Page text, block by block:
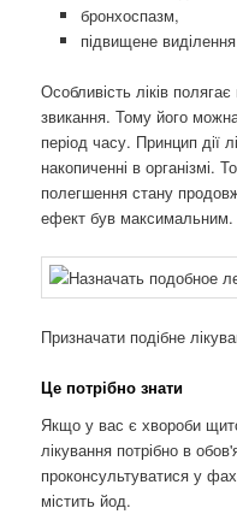
бронхоспазм,
підвищене
Особливість ліків
звикання. Тому його
період часу. Принцип дії
накопиченні в організмі.
полегшення стану
ефект був максимальним.
Призначати подібне
Це потрібно знати
Якщо у вас є хвороби
лікування потрібно в
проконсультуватися у
містить йод.